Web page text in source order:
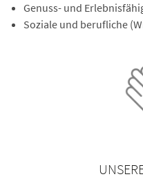
Genuss- und
Soziale und berufliche